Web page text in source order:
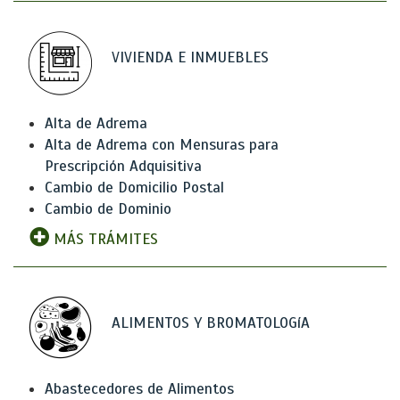
VIVIENDA E INMUEBLES
Alta de Adrema
Alta de Adrema con Mensuras para
Prescripción Adquisitiva
Cambio de Domicilio Postal
Cambio de Dominio
MÁS TRÁMITES
ALIMENTOS Y BROMATOLOGíA
Abastecedores de Alimentos